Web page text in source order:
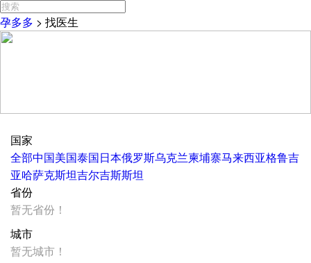
孕多多 > 找医生
国家
全部中国美国泰国日本俄罗斯乌克兰柬埔寨马来西亚格鲁吉
亚哈萨克斯坦吉尔吉斯斯坦
省份
暂无省份！
城市
暂无城市！